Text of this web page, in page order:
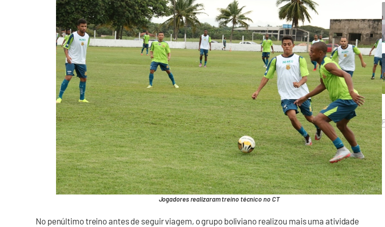
Jogadores realizaram treino técnico no CT
No penúltimo treino antes de seguir viagem, o grupo boliviano realizou mais uma atividade